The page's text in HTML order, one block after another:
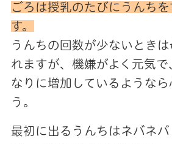
ごろは授乳のたびにうんち
す。
うんちの回数が少ないとき
れますが、機嫌がよく元気
なりに増加しているようなら
う。
最初に出るうんちはネバネ